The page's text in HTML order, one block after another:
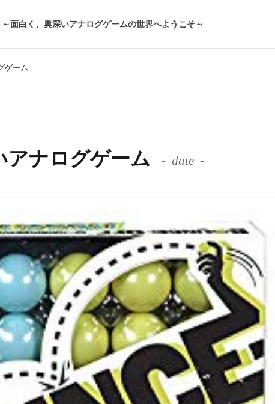
～面白く、奥深いアナログゲームの世界へようこそ～
ゲーム
アナログゲーム date